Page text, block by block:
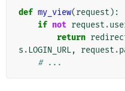
def my_view(request ):
if not request .
return
s . LOGIN_URL, request .
# ...